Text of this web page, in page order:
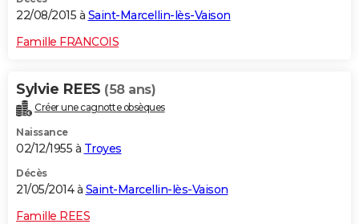
22/08/2015 à Saint-Marcellin-lès-Vaison
Famille FRANCOIS
Sylvie REES (58 ans)
Créer une cagnotte obsèques
Naissance
02/12/1955 à Troyes
Décès
21/05/2014 à Saint-Marcellin-lès-Vaison
Famille REES